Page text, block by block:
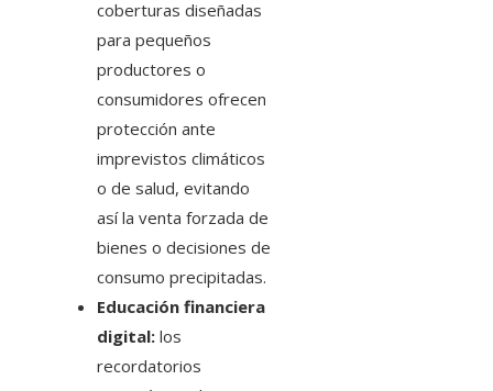
coberturas diseñadas
para pequeños
productores o
consumidores ofrecen
protección ante
imprevistos climáticos
o de salud, evitando
así la venta forzada de
bienes o decisiones de
consumo precipitadas.
Educación financiera
digital: los
recordatorios